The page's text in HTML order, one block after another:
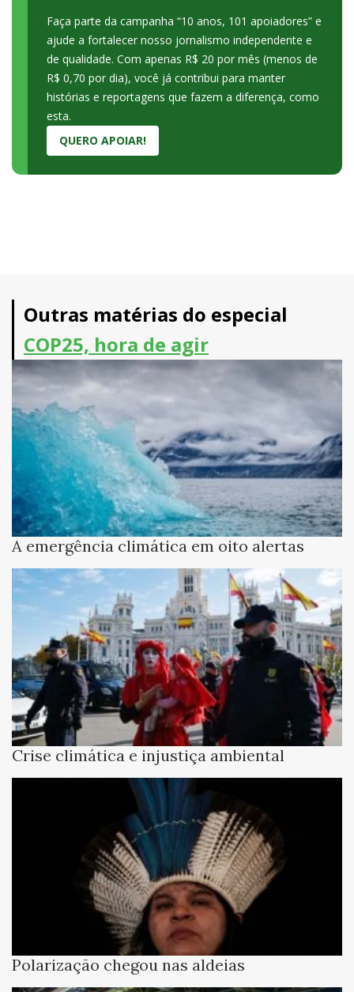
Faça parte da campanha “10 anos, 101 apoiadores” e
ajude a fortalecer nosso jornalismo independente e
de qualidade. Com apenas R$ 20 por mês (menos de
R$ 0,70 por dia), você já contribui para manter
histórias e reportagens que fazem a diferença, como
esta.
QUERO APOIAR!
Outras matérias do especial
COP25, hora de agir
A emergência climática em oito alertas
Crise climática e injustiça ambiental
Polarização chegou nas aldeias